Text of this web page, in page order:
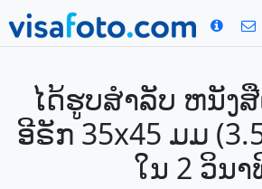
ໄດ້ຮູບສໍາລັບ ຫນັງ
ອີຣັກ 35x45 ມມ
ໃນ 2 ວິນາ